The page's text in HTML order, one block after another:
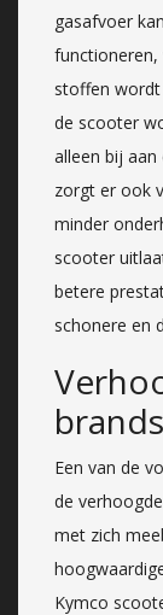
gasafvoer
stoffen wordt
de scooter
alleen bij
zorgt er ook
minder
scooter
betere
schonere en
Een van de
de
met zich
Kymco